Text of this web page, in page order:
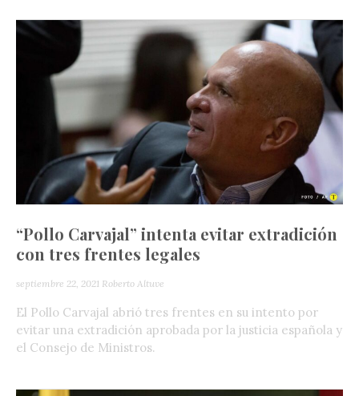
“Pollo Carvajal” intenta evitar extradición
con tres frentes legales
septiembre 22, 2021 Roberto Altuve
El Pollo Carvajal abrió tres frentes en su intento por
evitar una extradición aprobada por la justicia española y
el Consejo de Ministros.